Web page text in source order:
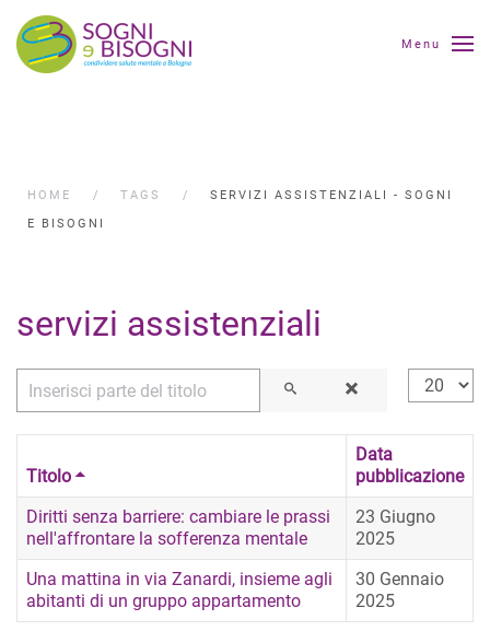
Menu
HOME TAGS
SERVIZI ASSISTENZIALI - SOGNI
E BISOGNI
servizi assistenziali
Inserisci parte del titolo
Titolo
Data
pubblicazione
Diritti senza barriere: cambiare le prassi
nell'affrontare la sofferenza mentale
23 Giugno
2025
Una mattina in via Zanardi, insieme agli
abitanti di un gruppo appartamento
30 Gennaio
2025